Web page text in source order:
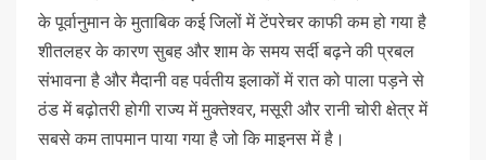
के पूर्वानुमान के मुताबिक कई जिलों में टेंपरेचर काफी कम हो गया है
शीतलहर के कारण सुबह और शाम के समय सर्दी बढ़ने की प्रबल
संभावना है और मैदानी वह पर्वतीय इलाकों में रात को पाला पड़ने से
ठंड में बढ़ोतरी होगी राज्य में मुक्तेश्वर, मसूरी और रानी चोरी क्षेत्र में
सबसे कम तापमान पाया गया है जो कि माइनस में है।